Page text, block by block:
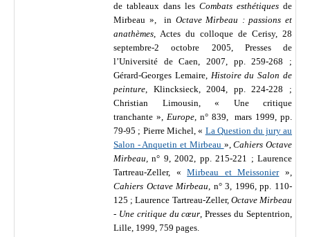
de tableaux dans les Combats esthétiques de
Mirbeau », in Octave Mirbeau : passions et
anathèmes, Actes du colloque de Cerisy, 28
septembre-2 octobre 2005, Presses de
l’Université de Caen, 2007, pp. 259-268 ;
Gérard-Georges Lemaire, Histoire du Salon de
peinture, Klincksieck, 2004, pp. 224-228 ;
Christian Limousin, « Une critique
tranchante », Europe, n° 839, mars 1999, pp.
79-95 ; Pierre Michel, « La Question du jury au
Salon - Anquetin et Mirbeau »,Cahiers Octave
Mirbeau, n° 9, 2002, pp. 215-221 ; Laurence
Tartreau-Zeller, «Mirbeau et Meissonier»,
Cahiers Octave Mirbeau, n° 3, 1996, pp. 110-
125 ; Laurence Tartreau-Zeller, Octave Mirbeau
- Une critique du cœur, Presses du Septentrion,
Lille, 1999, 759 pages.